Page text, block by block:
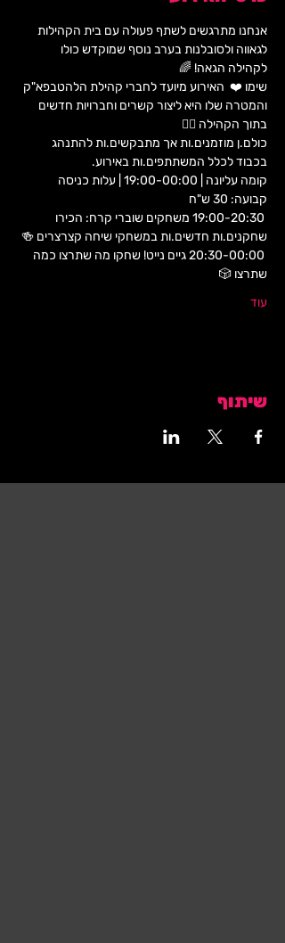
אנחנו מתרגשים לשתף פעולה עם בית הקהילות
לגאווה ולסובלנות בערב נוסף שמוקדש כולו
לקהילה הגאה! 🌈
שימו ❤️  האירוע מיועד לחברי קהילת הלהטבפא"ק
והמטרה שלו היא ליצור קשרים וחברויות חדשים
בתוך הקהילה 🏳️‍🌈
כולם.ן מוזמנים.ות אך מתבקשים.ות להתנהג
בכבוד לכלל המשתתפים.ות באירוע.
קומה עליונה | 19:00-00:00 | עלות כניסה
קבועה: 30 ש"ח
19:00-20:30 משחקים שוברי קרח: הכירו
שחקנים.ות חדשים.ות במשחקי שיחה קצרצרים 🍻
20:30-00:00 גיים נייט! שחקו מה שתרצו כמה
שתרצו 🎲
עוד
שיתוף